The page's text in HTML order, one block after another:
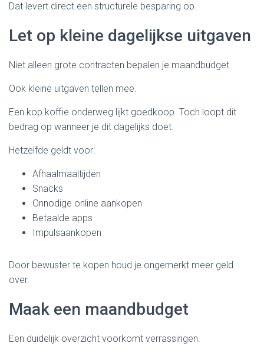
Dat levert direct een structurele besparing op.
Let op kleine dagelijkse uitgaven
Niet alleen grote contracten bepalen je maandbudget.
Ook kleine uitgaven tellen mee.
Een kop koffie onderweg lijkt goedkoop. Toch loopt dit
bedrag op wanneer je dit dagelijks doet.
Hetzelfde geldt voor:
Afhaalmaaltijden
Snacks
Onnodige online aankopen
Betaalde apps
Impulsaankopen
Door bewuster te kopen houd je ongemerkt meer geld
over.
Maak een maandbudget
Een duidelijk overzicht voorkomt verrassingen.